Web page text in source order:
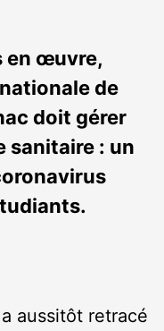
en œuvre,
de
doit gérer
sanitaire : un
aussitôt retracé